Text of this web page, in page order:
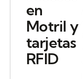
en
Motril y
tarjetas
RFID